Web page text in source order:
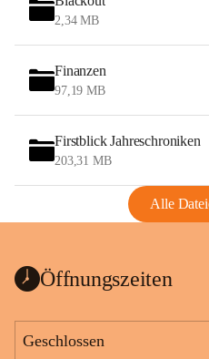
2,34 MB
Finanzen
97,19 MB
Firstblick Jahreschroniken
203,31 MB
Alle
Öffnungszeiten
Geschlossen